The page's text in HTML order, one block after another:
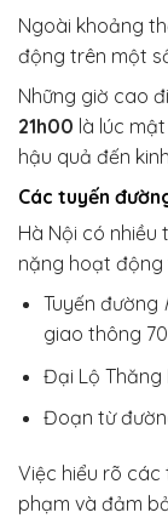
Ngoài khoảng
động trên một
Những giờ cao
21h00 là lúc
hậu quả đến
Các tuyến
Hà Nội có
nặng hoạt
Tuyến đường
giao thông 70
Đại Lộ Thăng
Đoạn từ
Việc hiểu rõ
phạm và đảm